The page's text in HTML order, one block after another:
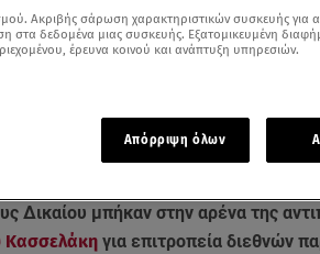
Add star.gr on Google
Δικαίου μπήκαν στην αρένα της
Κασσελάκη για επιτροπεία διεθνών
Ακριβής σάρωση χαρακτηριστικών συσκευής για
δεδομένα μιας συσκευής. Εξατομικευμένη
έρευνα κοινού και ανάπτυξη υπηρεσιών.
Απόρριψη όλων